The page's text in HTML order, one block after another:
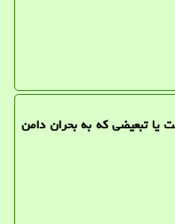
یا تبعیضی که به بحران دامن